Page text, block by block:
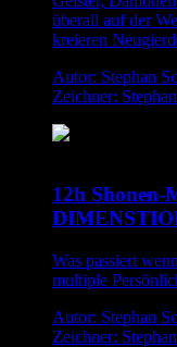
überall auf der
kreieren
Autor: Stephan
Zeichner:
12h Shonen-
Was passiert
multiple
Autor: Stephan
Zeichner: